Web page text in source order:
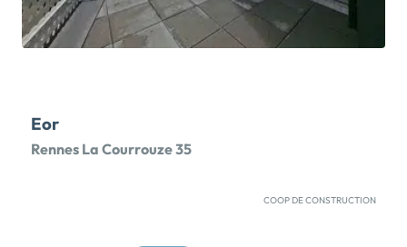
Eor
Rennes La Courrouze 35
COOP DE CONSTRUCTION